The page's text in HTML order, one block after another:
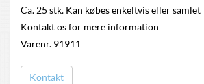
Ca. 25 stk. Kan købes enkeltvis eller samlet
Kontakt os for mere information
Varenr. 91911
Kontakt